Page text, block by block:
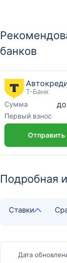
банков
Т-Банк
Сумма
до
Первый взнос
Отправить
Подробная
Ставки
Дата